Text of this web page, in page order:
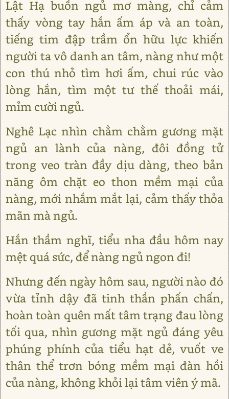
Lật Hạ buồn ngủ mơ màng, chỉ cảm
thấy vòng tay hắn ấm áp và an toàn,
tiếng tim đập trầm ổn hữu lực khiến
người ta vô danh an tâm, nàng như một
con thú nhỏ tìm hơi ấm, chui rúc vào
lòng hắn, tìm một tư thế thoải mái,
mỉm cười ngủ.
Nghê Lạc nhìn chằm chằm gương mặt
ngủ an lành của nàng, đôi đồng tử
trong veo tràn đầy dịu dàng, theo bản
năng ôm chặt eo thon mềm mại của
nàng, mới nhắm mắt lại, cảm thấy thỏa
mãn mà ngủ.
Hắn thầm nghĩ, tiểu nha đầu hôm nay
mệt quá sức, để nàng ngủ ngon đi!
Nhưng đến ngày hôm sau, người nào đó
vừa tỉnh dậy đã tinh thần phấn chấn,
hoàn toàn quên mất tâm trạng đau lòng
tối qua, nhìn gương mặt ngủ đáng yêu
phúng phính của tiểu hạt dẻ, vuốt ve
thân thể trơn bóng mềm mại đàn hồi
của nàng, không khỏi lại tâm viên ý mã.